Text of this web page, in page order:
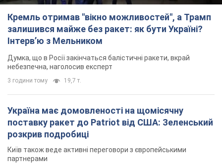
Кремль отримав "вікно можливостей", а Трамп
залишився майже без ракет: як бути Україні?
Інтерв’ю з Мельником
Думка, що в Росії закінчаться балістичні ракети, вкрай
небезпечна, наголосив експерт
3 години тому 19,7 т.
Україна має домовленості на щомісячну
поставку ракет до Patriot від США: Зеленський
розкрив подробиці
Київ також веде активні переговори з європейськими
партнерами